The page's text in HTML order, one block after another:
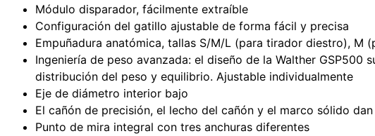
Módulo disparador, fácilmente extraíble
Configuración del gatillo ajustable de forma fácil y precisa
Empuñadura anatómica, tallas S/M/L (para tirador diestro), M
Ingeniería de peso avanzada: el diseño de la Walther
distribución del peso y equilibrio. Ajustable individualmente
Eje de diámetro interior bajo
El cañón de precisión, el lecho del cañón y el marco sólido
Punto de mira integral con tres anchuras diferentes